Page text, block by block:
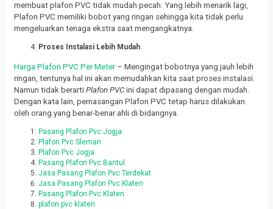
membuat plafon PVC tidak mudah pecah. Yang lebih menarik lagi,
Plafon PVC memiliki bobot yang ringan sehingga kita tidak perlu
mengeluarkan tenaga ekstra saat mengangkatnya.
Proses Instalasi Lebih Mudah
Harga Plafon PVC Per Meter– Mengingat bobotnya yang jauh lebih
ringan, tentunya hal ini akan memudahkan kita saat proses instalasi.
Namun tidak berarti Plafon PVCini dapat dipasang dengan mudah.
Dengan kata lain, pemasangan Plafon PVC tetap harus dilakukan
oleh orang yang benar-benar ahli di bidangnya.
Pasang Plafon Pvc Jogja
Plafon Pvc Sleman
Plafon Pvc Jogja
Pasang Plafon Pvc Bantul
Jasa Pasang Plafon Pvc Terdekat
Jasa Pasang Plafon Pvc Klaten
Pasang Plafon Pvc Klaten
plafon pvc klaten